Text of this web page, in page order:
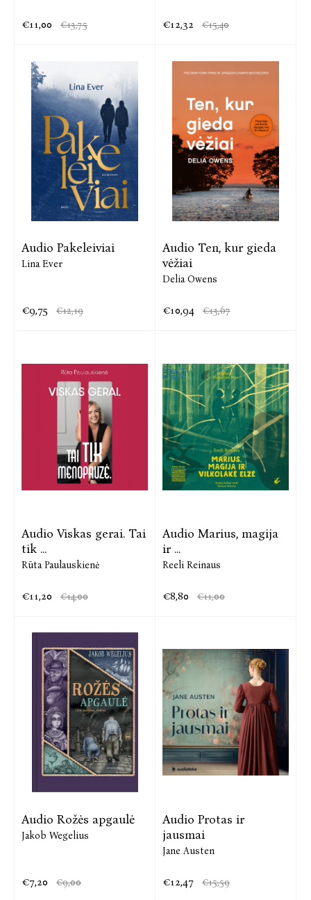
€11,00 €13,75 €12,32 €15,40
Audio Pakeleiviai
Lina Ever
€9,75 €12,19
Audio Ten, kur gieda
vėžiai
Delia Owens
€10,94 €13,67
Audio Viskas gerai. Tai
tik ...
Rūta Paulauskienė
€11,20 €14,00
Audio Marius, magija
ir ...
Reeli Reinaus
€8,80 €11,00
Audio Rožės apgaulė
Jakob Wegelius
€7,20 €9,00
Audio Protas ir
jausmai
Jane Austen
€12,47 €15,59